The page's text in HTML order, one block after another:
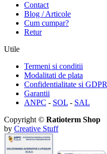
Contact
Blog / Articole
Cum cumpar?
Retur
Utile
Termeni si conditii
Modalitati de plata
Confidentialitate si GDPR
Garantii
ANPC - SOL - SAL
Copyright © Ratioterm Shop
by Creative Stuff